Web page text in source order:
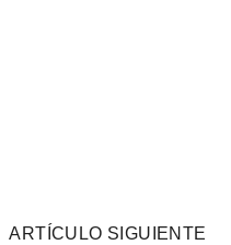
ARTÍCULO SIGUIENTE